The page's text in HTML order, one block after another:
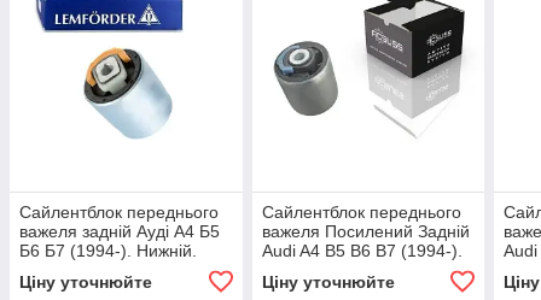
Сайлентблок переднього
важеля задній Ауді А4 Б5
Б6 Б7 (1994-). Нижній.
JBU100 , VKDS331014
Ціну уточнюйте
Сайлентблок переднього
важеля Посилений Задній
Audi A4 B5 B6 B7 (1994-).
Нижній. Корея ACSUSS!
17659 , JBU100 ,
Ціну уточнюйте